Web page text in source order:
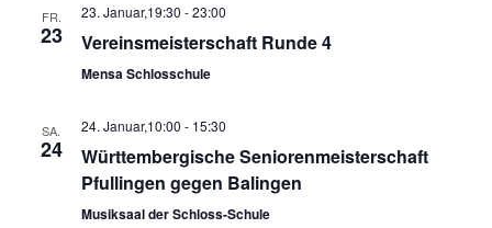
FR.
23
23. Januar,19:30 -23:00
Vereinsmeisterschaft Runde 4
Mensa Schlosschule
SA.
24
24. Januar,10:00 - 15:30
Württembergische Seniorenmeisterschaft
Pfullingen gegen Balingen
Musiksaal der Schloss-Schule